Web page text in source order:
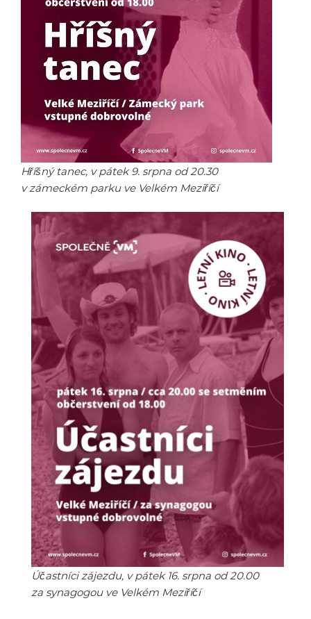
Hříšný tanec, v pátek 9. srpna od 20.30
v zámeckém parku ve Velkém Meziříčí
Účastníci zájezdu, v pátek 16. srpna od 20.00
za synagogou ve Velkém Meziříčí